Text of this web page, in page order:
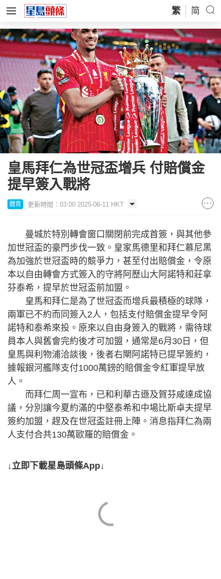
繁 简
皇馬拜仁為世冠盃增兵 付賠償金
提早簽入戰將
體育 更新時間：03:00 2025-06-11 HKT
曼城於特別轉會窗口關閉前完成首簽，與其他參
加世冠盃的豪門步伐一致。皇家馬德里和拜仁慕尼黑
為加強於世冠盃時的競爭力，甚至付出賠償金，令原
本以自由轉會方式簽入的守將阿歷山大阿諾特和莊拿
芬泰希，提早於世冠盃前加盟。
皇馬和拜仁是為了世冠盃而增兵最積極的球隊，
兩軍已不約而同簽入2人，包括支付賠償金提早令阿
諾特和泰希來投。原來以自由身簽入的戰將，需待球
員本人與舊會完約後才可加盟，通常是6月30日，但
皇馬與利物浦洽談後，後者右閘阿諾特已提早簽約，
據報銀河艦隊支付1000萬鎊的賠償金令紅軍提早放
人。
而拜仁周一宣布，已和利華古遜及賀芬咸達成協
議，分別讓今夏約滿的中堅泰希和中場比斯卓夫提早
簽約加盟，趕及在世冠盃註冊上陣。消息指拜仁為兩
人支付合共130萬歐羅的賠償金。
↓立即下載星島頭條App↓